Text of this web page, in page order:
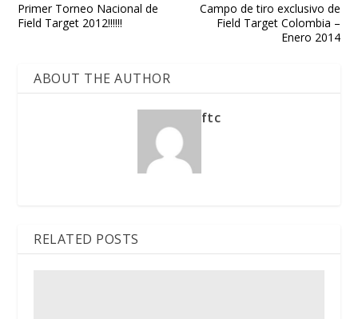
Primer Torneo Nacional de
Field Target 2012!!!!!!
Campo de tiro exclusivo de
Field Target Colombia –
Enero 2014
ABOUT THE AUTHOR
ftc
RELATED POSTS